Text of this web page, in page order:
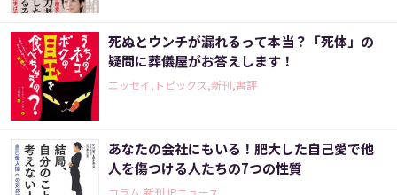
死ぬとウンチが漏れるって本当？「死体」の
疑問に葬儀屋がお答えします！
エッセイ,トピックス,新刊,書評
あなたの会社にもいる！肥大した自己愛で他
人を傷つける人たちの7つの性質
コラム,新刊JPニュース